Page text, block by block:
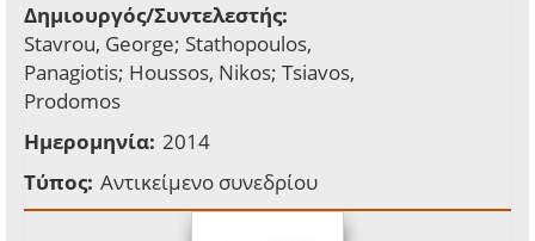
Δημιουργός/Συντελεστής:
Stavrou, George; Stathopoulos,
Panagiotis; Houssos, Nikos; Tsiavos,
Prodomos
Ημερομηνία: 2014
Τύπος: Αντικείμενο συνεδρίου